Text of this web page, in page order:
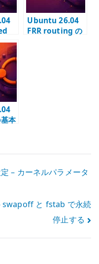
本
ン
の
Ubuntu 26.04
FRR routing の
本
– カーネルパラメータ
swapoff と fstab で永続
停止する